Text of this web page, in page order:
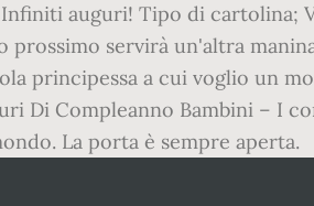
auguri! Tipo di cartolina;
prossimo servirà un'altra
principessa a cui voglio un
Di Compleanno Bambini – I
La porta è sempre aperta.